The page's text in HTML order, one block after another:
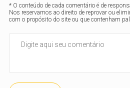
* O conteúdo de cada comentário é de
Nos reservamos ao direito de reprovar ou
com o propósito do site ou que contenham